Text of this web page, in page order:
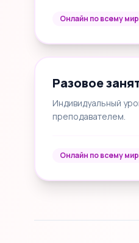
Онлайн по всему
Разовое
Индивидуальный
преподавателем.
Онлайн по всему